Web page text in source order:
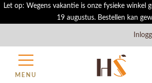
Let op: Wegens vakantie is onze fysieke winkel
19 augustus. Bestellen kan
MENU